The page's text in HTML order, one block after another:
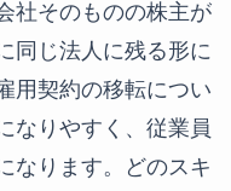
社そのものの株主が
同じ法人に残る形に
用契約の移転につい
なりやすく、従業員
なります。どのスキ